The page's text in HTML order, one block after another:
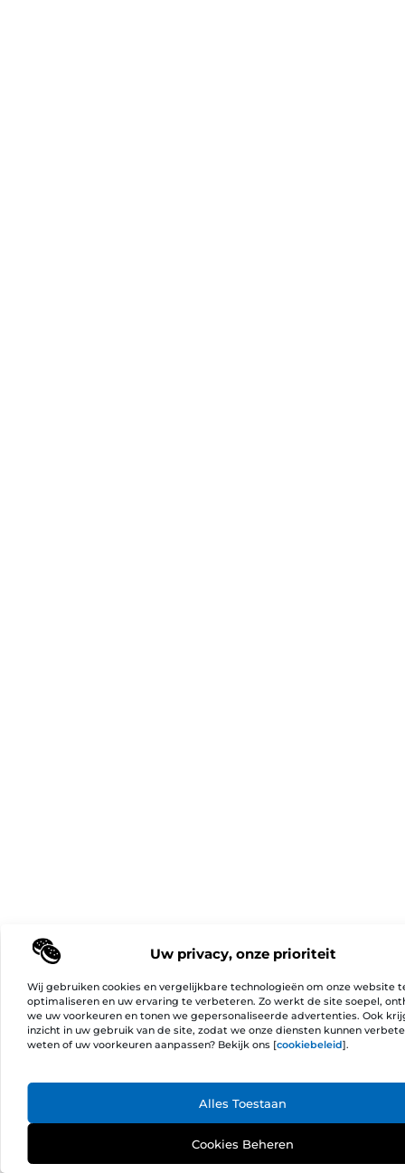
Uw privacy, onze prioriteit
Wij gebruiken cookies en vergelijkbare technologieën om onze website
optimaliseren en uw ervaring te verbeteren. Zo werkt de site soepel,
we uw voorkeuren en tonen we gepersonaliseerde advertenties. Ook
inzicht in uw gebruik van de site, zodat we onze diensten kunnen
weten of uw voorkeuren aanpassen? Bekijk ons [cookiebeleid].
Alles Toestaan
Cookies Beheren